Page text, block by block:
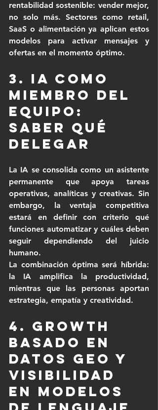
rentabilidad sostenible: vender mejor,
no solo más. Sectores como retail,
SaaS o alimentación ya aplican estos
modelos para activar mensajes y
ofertas en el momento óptimo.
3. IA como
miembro del
equipo:
saber qué
delegar
La IA se consolida como un asistente
permanente que apoya tareas
operativas, analíticas y creativas. Sin
embargo, la ventaja competitiva
estará en definir con criterio qué
funciones automatizar y cuáles deben
seguir dependiendo del juicio
humano.
La combinación óptima será híbrida:
la IA amplifica la productividad,
mientras que las personas aportan
estrategia, empatía y creatividad.
4. Growth
basado en
datos GEO y
visibilidad
en modelos